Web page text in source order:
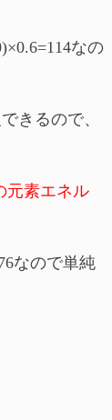
なの
きるので、
元素エネル
なので単純